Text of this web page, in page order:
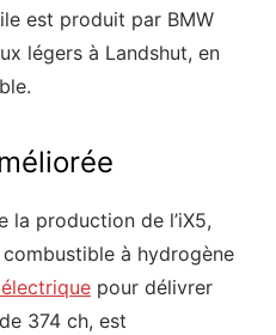
est produit par BMW
légers à Landshut, en
la production de l’iX5,
à hydrogène
pour délivrer
374 ch, est